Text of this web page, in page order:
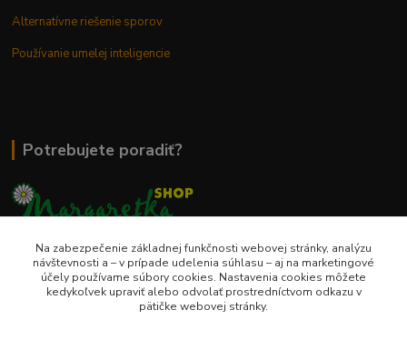
Alternatívne riešenie sporov
Používanie umelej inteligencie
Potrebujete poradiť?
0948 236 042
info@margaretkashop.sk
Na zabezpečenie základnej funkčnosti webovej stránky, analýzu
návštevnosti a – v prípade udelenia súhlasu – aj na marketingové
účely používame súbory cookies. Nastavenia cookies môžete
kedykoľvek upraviť alebo odvolať prostredníctvom odkazu v
pätičke webovej stránky.